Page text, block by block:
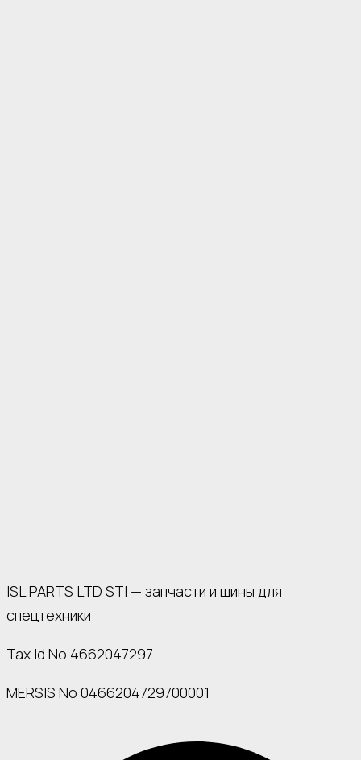
ISL PARTS LTD STI — запчасти и шины для
спецтехники
Tax Id No 4662047297
MERSIS No 0466204729700001